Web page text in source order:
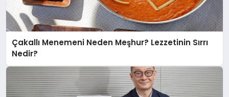
Çakallı Menemeni Neden Meşhur? Lezzetinin Sırrı
Nedir?